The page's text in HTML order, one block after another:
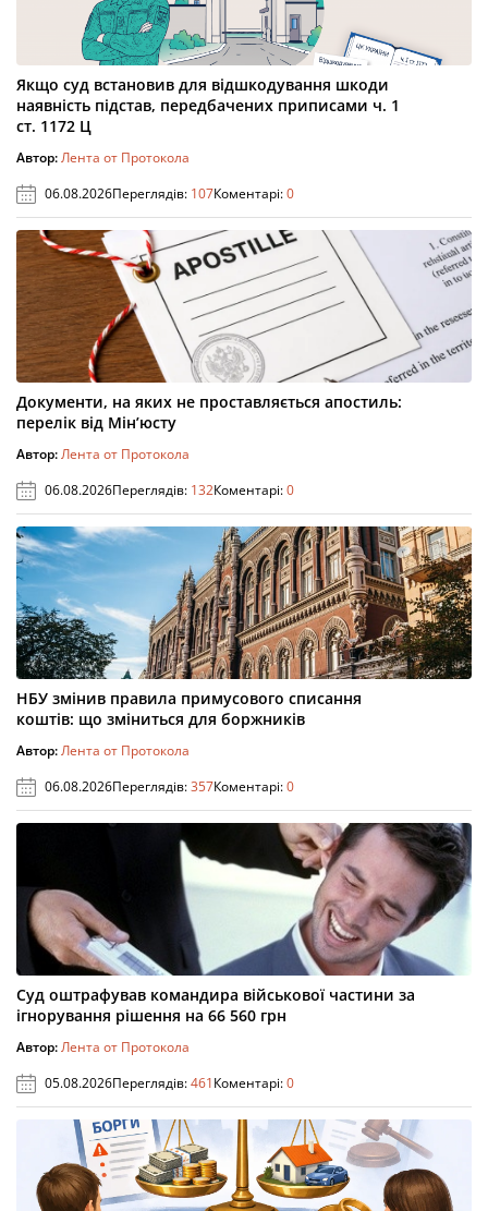
Якщо суд встановив для відшкодування шкоди
наявність підстав, передбачених приписами ч. 1
ст. 1172 Ц
Автор:Лента от Протокола
06.08.2026Переглядів: 107Коментарі:0
Документи, на яких не проставляється апостиль:
перелік від Мін’юсту
Автор:Лента от Протокола
06.08.2026Переглядів: 132Коментарі:0
НБУ змінив правила примусового списання
коштів: що зміниться для боржників
Автор:Лента от Протокола
06.08.2026Переглядів:357Коментарі:0
Суд оштрафував командира військової частини за
ігнорування рішення на 66 560 грн
Автор:Лента от Протокола
05.08.2026Переглядів:461Коментарі:0